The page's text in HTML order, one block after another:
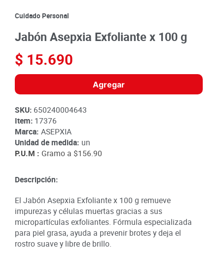
9.
queso
10. papa
Cuidado Personal
Jabón Asepxia Exfoliante x 100 g
$ 15.690
Agregar
SKU: 650240004643
Item: 17376
Marca: ASEPXIA
Unidad de medida: un
P.U.M : Gramo a $156.90
Descripción:
El Jabón Asepxia Exfoliante x 100 g remueve
impurezas y células muertas gracias a sus
micropartículas exfoliantes. Fórmula especializada
para piel grasa, ayuda a prevenir brotes y deja el
rostro suave y libre de brillo.